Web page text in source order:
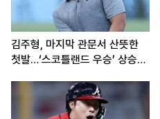
김주형, 마지막 관문서 산뜻한
첫발…‘스코틀랜드 우승’ 상승세